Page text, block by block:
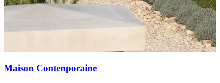
Maison Contenporaine